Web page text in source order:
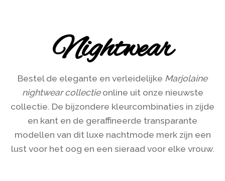
Nightwear
Bestel de elegante en verleidelijke Marjolaine
nightwear collectieonline uit onze nieuwste
collectie. De bijzondere kleurcombinaties in zijde
en kant en de geraffineerde transparante
modellen van dit luxe nachtmode merk zijn een
lust voor het oog en een sieraad voor elke vrouw.